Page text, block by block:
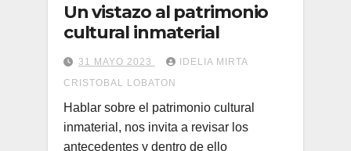
Un vistazo al patrimonio
cultural inmaterial
31 MAYO 2023
IDELIA MIRTA
CRISTOBAL LOBATON
Hablar sobre el patrimonio cultural
inmaterial, nos invita a revisar los
antecedentes y dentro de ello